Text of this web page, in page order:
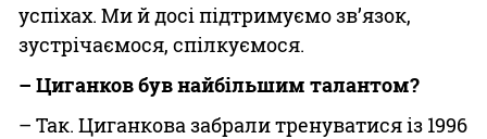
успіхах. Ми й досі підтримуємо зв’язок,
зустрічаємося, спілкуємося.
– Циганков був найбільшим талантом?
– Так. Циганкова забрали тренуватися із 1996